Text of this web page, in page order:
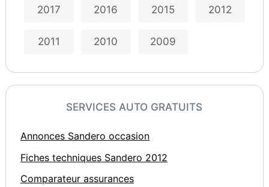
2017 2016 2015 2012
2011 2010 2009
SERVICES AUTO GRATUITS
Annonces Sandero occasion
Fiches techniques Sandero 2012
Comparateur assurances